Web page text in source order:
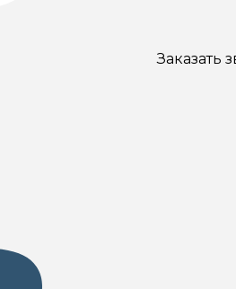
Заказать